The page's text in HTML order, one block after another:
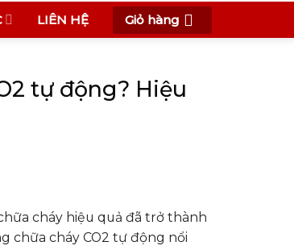
LIÊN HỆ Giỏ hàng
tự động? Hiệu
cháy hiệu quả đã trở thành
chữa cháy CO2 tự động nổi